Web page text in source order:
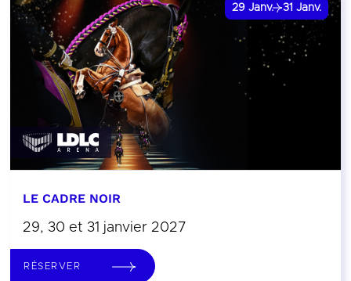
29 Janv. 31 Janv.
LE CADRE NOIR
29, 30 et 31 janvier 2027
RÉSERVER